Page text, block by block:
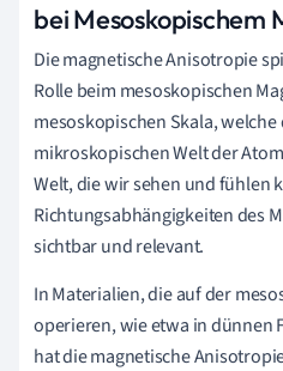
bei Mesoskopischem
Die magnetische Anisotropie
Rolle beim mesoskopischen
mesoskopischen Skala,
mikroskopischen Welt der
Welt, die wir sehen und fühlen
Richtungsabhängigkeiten des
sichtbar und relevant.
In Materialien, die auf der
operieren, wie etwa in dünnen
hat die magnetische